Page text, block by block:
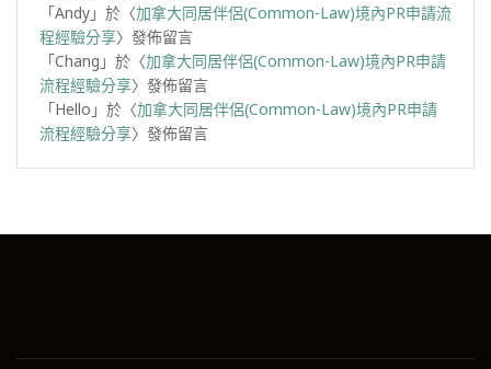
「Andy 」於〈加拿大同居伴侶(Common-Law)境內PR申請流
程經驗分享〉發佈留言
「Chang 」於〈加拿大同居伴侶(Common-Law)境內PR申請
流程經驗分享〉發佈留言
「Hello 」於〈加拿大同居伴侶(Common-Law)境內PR申請
流程經驗分享〉發佈留言